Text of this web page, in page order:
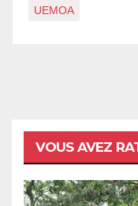
UEMOA
VOUS AVEZ